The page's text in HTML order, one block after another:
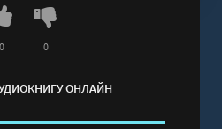
и о том, как из
талантов складывается
"Первый турнир - Основа»
ОНЛАЙН
0 0